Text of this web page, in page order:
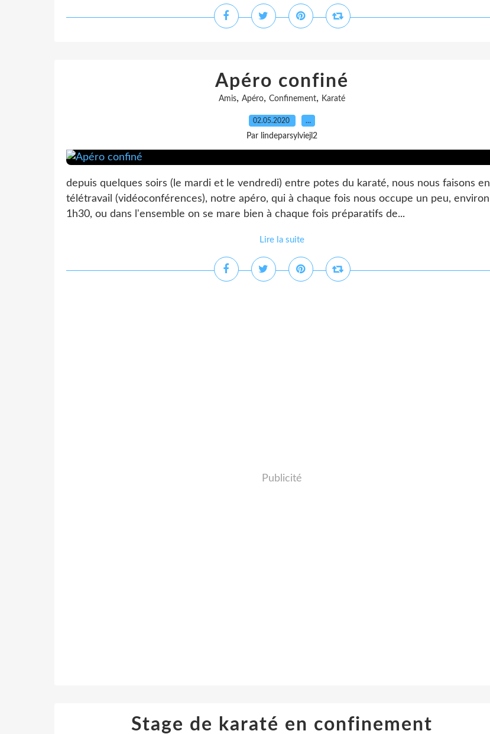
Apéro confiné
Amis, Apéro, Confinement, Karaté
02.05.2020 …
Par lindeparsylviejl2
depuis quelques soirs (le mardi et le vendredi) entre potes du karaté, nous nous faisons en
télétravail (vidéoconférences), notre apéro, qui à chaque fois nous occupe un peu, environ
1h30, ou dans l'ensemble on se mare bien à chaque fois préparatifs de...
Lire la suite
Publicité
Stage de karaté en confinement